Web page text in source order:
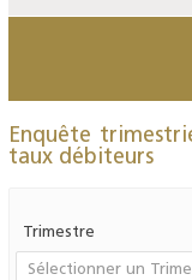
Enquête
taux débiteurs
Trimestre